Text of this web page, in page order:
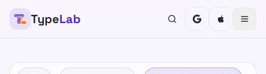
volwassenen en senioren. Leer in je eigen tempo
TypeLab